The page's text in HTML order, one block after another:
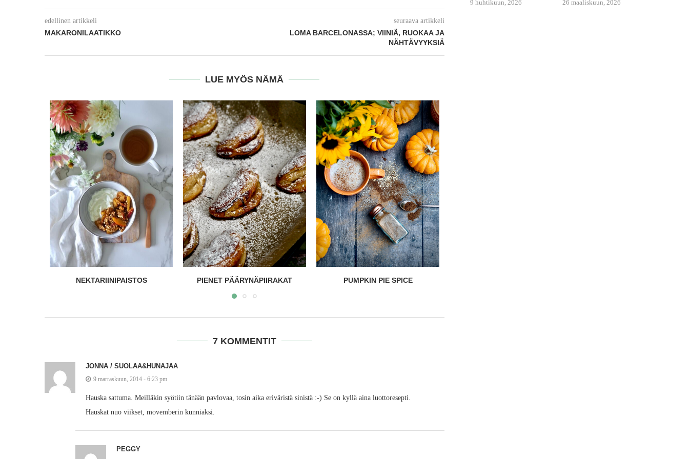
edellinen artikkeli
MAKARONILAATIKKO
seuraava artikkeli
LOMA BARCELONASSA; VIINIÄ, RUOKAA JA
NÄHTÄVYYKSIÄ
LUE MYÖS NÄMÄ
PIENET PÄÄRYNÄPIIRAKAT PUMPKIN PIE SPICE SUKLAAPANNUKAKUT
7 KOMMENTIT
JONNA / SUOLAA&HUNAJAA
9 marraskuun, 2014 - 6:23 pm
Hauska sattuma. Meilläkin syötiin tänään pavlovaa, tosin aika eriväristä sinistä :-) Se on kyllä aina luottoresepti.
Hauskat nuo viikset, movemberin kunniaksi.
PEGGY
9 huhtikuun, 2026 26 maaliskuun, 2026